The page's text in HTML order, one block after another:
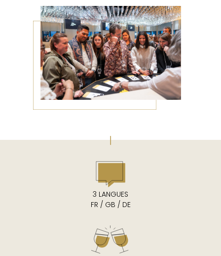
3 LANGUES
FR / GB / DE